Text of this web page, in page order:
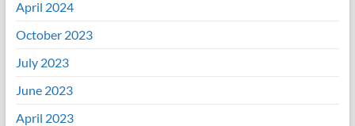
April 2024
October 2023
July 2023
June 2023
April 2023